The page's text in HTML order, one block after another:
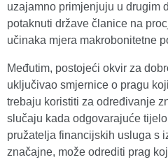
uzajamno primjenjuju u drugim
potaknuti države članice na
učinaka mjera makrobonitetne
Međutim, postojeći okvir za
uključivao smjernice o pragu
trebaju koristiti za određivanje
slučaju kada odgovarajuće
pružatelja financijskih usluga s
značajne, može odrediti prag